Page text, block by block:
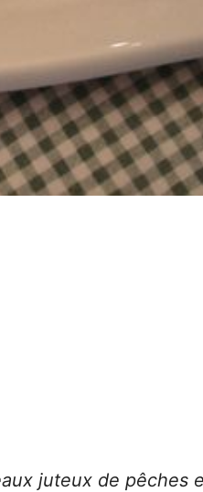
juteux de pêches